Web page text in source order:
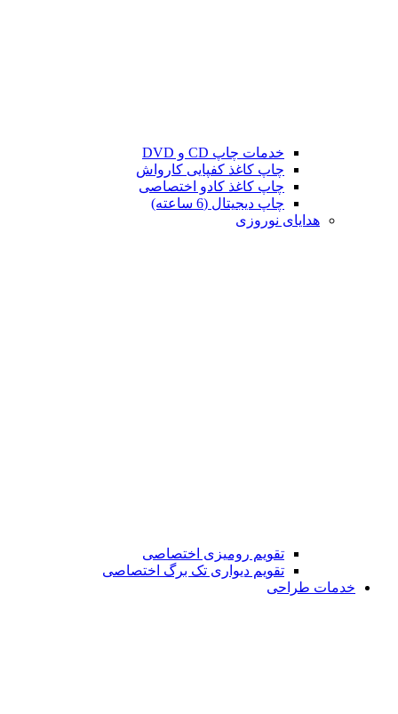
خدمات چاپ CD و DVD
چاپ کاغذ کفپایی کارواش
چاپ کاغذ کادو اختصاصی
چاپ دیجیتال (6 ساعته)
هدایای نوروزی
تقویم رومیزی اختصاصی
تقویم دیواری تک برگ اختصاصی
خدمات طراحی